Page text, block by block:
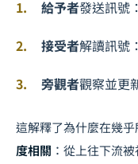
給予者發送訊號
接受者解讀訊號
旁觀者觀察並更
這解釋了為什麼在幾乎
度相關 ：從上往下流